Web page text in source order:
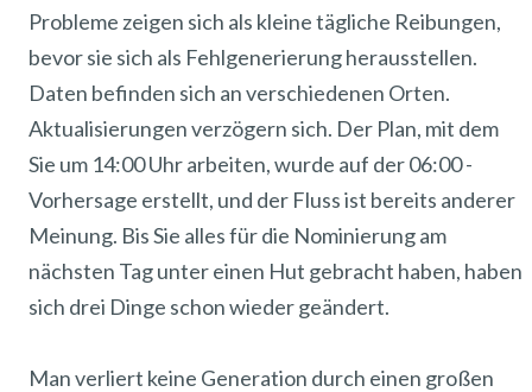
Probleme zeigen sich als kleine tägliche Reibungen,
bevor sie sich als Fehlgenerierung herausstellen.
Daten befinden sich an verschiedenen Orten.
Aktualisierungen verzögern sich. Der Plan, mit dem
Sie um 14:00 Uhr arbeiten, wurde auf der 06:00 -
Vorhersage erstellt, und der Fluss ist bereits anderer
Meinung. Bis Sie alles für die Nominierung am
nächsten Tag unter einen Hut gebracht haben, haben
sich drei Dinge schon wieder geändert.
Man verliert keine Generation durch einen großen